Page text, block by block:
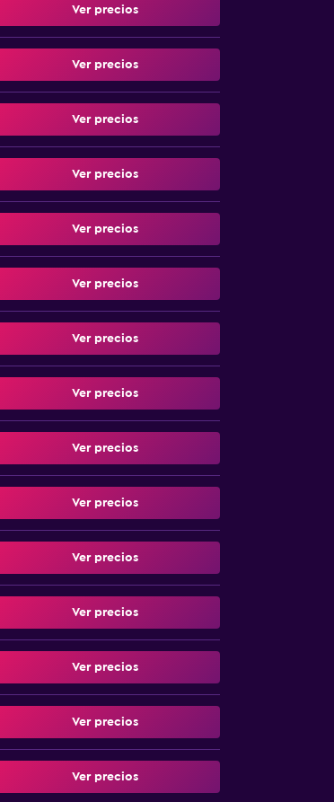
Ver precios
Ver precios
Ver precios
Ver precios
Ver precios
Ver precios
Ver precios
Ver precios
Ver precios
Ver precios
Ver precios
Ver precios
Ver precios
Ver precios
Ver precios